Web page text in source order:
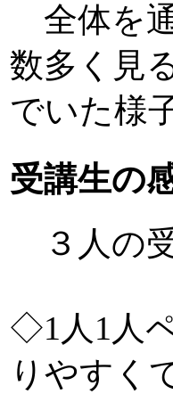
全体を
数多く見
でいた様
受講生の
３人の
◇1人1人
りやすく